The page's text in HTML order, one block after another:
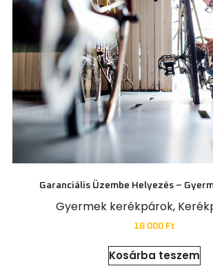
Garanciális Üzembe Helyezés –
Gyermek kerékpárok,
18 000 Ft
Kosárba teszem